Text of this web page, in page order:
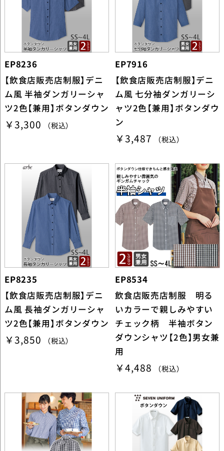
EP8236
【飲食店販売店制服】デニ
ム風 半袖ダンガリーシャ
ツ2色【兼用】ボタンダウン
￥3,300 （税込）
EP7916
【飲食店販売店制服】デニ
ム風 七分袖ダンガリーシ
ャツ2色【兼用】ボタンダウ
ン
￥3,487 （税込）
EP8235
【飲食店販売店制服】デニ
ム風 長袖ダンガリーシャ
ツ2色【兼用】ボタンダウン
￥3,850 （税込）
EP8534
飲食店販売店制服 明る
いカラーで親しみやすい
チェック柄 半袖ボタン
ダウンシャツ【2色】男女兼
用
￥4,488 （税込）